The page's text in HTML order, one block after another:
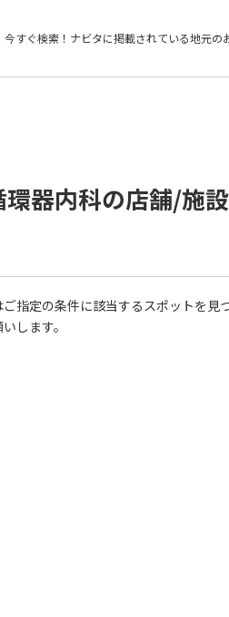
今すぐ検索！ ナビタに掲載されている地元の
器内科の店舗/施設
指定の条件に該当するスポットを見
します。